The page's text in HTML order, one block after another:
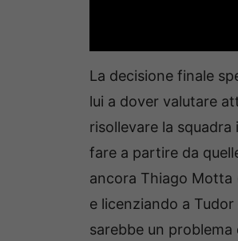
La decisione finale
lui a dover valutare
risollevare la
fare a partire da
ancora Thiago Motta
e licenziando a
sarebbe un